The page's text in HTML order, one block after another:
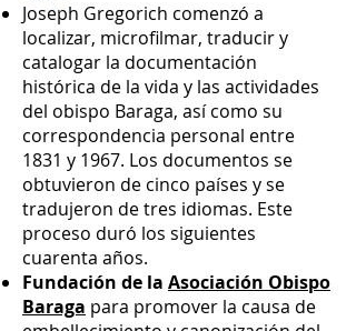
Joseph Gregorich comenzó a
localizar, microfilmar, traducir y
catalogar la documentación
histórica de la vida y las actividades
del obispo Baraga, así como su
correspondencia personal entre
1831 y 1967. Los documentos se
obtuvieron de cinco países y se
tradujeron de tres idiomas. Este
proceso duró los siguientes
cuarenta años.
Fundación de la Asociación Obispo
Baraga para promover la causa de